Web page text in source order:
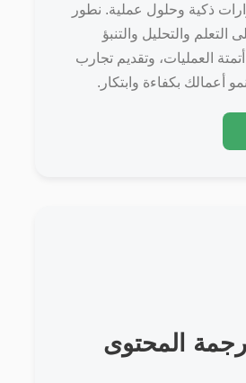
ذكية وحلول عملية. نطور
التعلم والتحليل والتنبؤ
العمليات، وتقديم تجارب
أعمالك بكفاءة وابتكار.
المحتوى